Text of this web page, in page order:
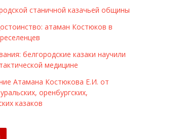
станичной казачьей общины
атаман Костюков в
белгородские казаки научили
медицине
Атамана Костюкова Е.И. от
оренбургских,
казаков